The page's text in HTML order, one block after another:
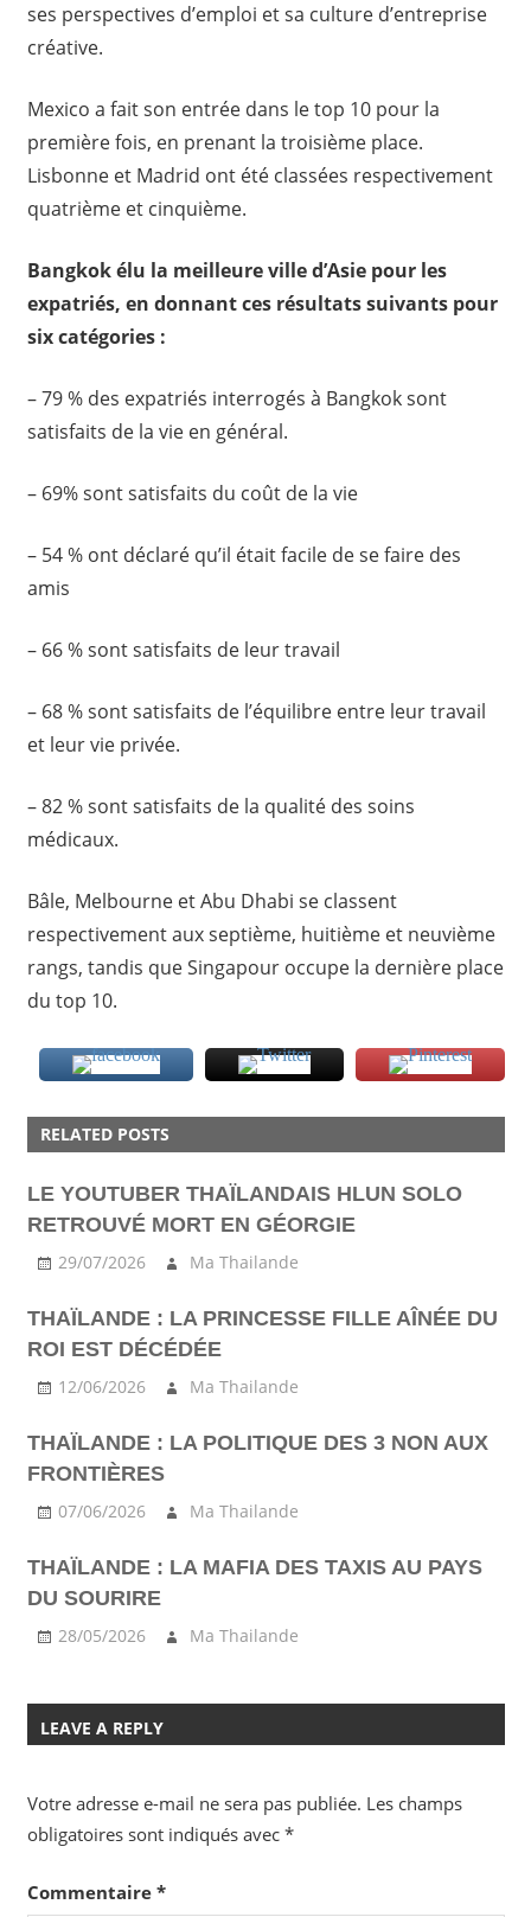
ses perspectives d’emploi et sa culture d’entreprise
créative.
Mexico a fait son entrée dans le top 10 pour la
première fois, en prenant la troisième place.
Lisbonne et Madrid ont été classées respectivement
quatrième et cinquième.
Bangkok élu la meilleure ville d’Asie pour les
expatriés, en donnant ces résultats suivants pour
six catégories :
– 79 % des expatriés interrogés à Bangkok sont
satisfaits de la vie en général.
– 69% sont satisfaits du coût de la vie
– 54 % ont déclaré qu’il était facile de se faire des
amis
– 66 % sont satisfaits de leur travail
– 68 % sont satisfaits de l’équilibre entre leur travail
et leur vie privée.
– 82 % sont satisfaits de la qualité des soins
médicaux.
Bâle, Melbourne et Abu Dhabi se classent
respectivement aux septième, huitième et neuvième
rangs, tandis que Singapour occupe la dernière place
du top 10.
BANGKOK
RELATED POSTS
LE YOUTUBER THAÏLANDAIS HLUN SOLO
RETROUVÉ MORT EN GÉORGIE
29/07/2026 Ma Thailande
THAÏLANDE : LA PRINCESSE FILLE AÎNÉE DU
ROI EST DÉCÉDÉE
12/06/2026 Ma Thailande
THAÏLANDE : LA POLITIQUE DES 3 NON AUX
FRONTIÈRES
07/06/2026 Ma Thailande
THAÏLANDE : LA MAFIA DES TAXIS AU PAYS
DU SOURIRE
28/05/2026 Ma Thailande
LEAVE A REPLY
Votre adresse e-mail ne sera pas publiée. Les champs
obligatoires sont indiqués avec *
Commentaire *